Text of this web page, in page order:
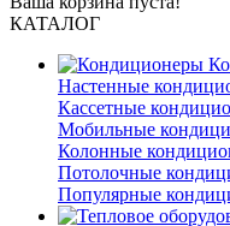
КАТАЛОГ
Настенные
Кассетные
Мобильные
Колонные
Потолочные
Популярные